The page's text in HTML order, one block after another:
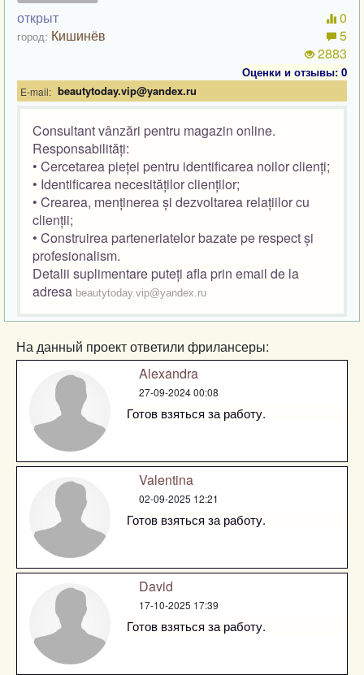
открыт
город: Кишинёв
0
5
2883
Оценки и отзывы: 0
E-mail: beautytoday.vip@yandex.ru
Consultant vânzări pentru magazin online.
Responsabilități:
• Cercetarea pieței pentru identificarea noilor clienți;
• Identificarea necesităților clienților;
• Crearea, menținerea și dezvoltarea relațiilor cu
clienții;
• Construirea parteneriatelor bazate pe respect și
profesionalism.
Detalii suplimentare puteți afla prin email de la
adresa beautytoday.vip@yandex.ru
На данный проект ответили фрилансеры:
Alexandra
27-09-2024 00:08
Готов взяться за работу.
Valentina
02-09-2025 12:21
Готов взяться за работу.
David
17-10-2025 17:39
Готов взяться за работу.